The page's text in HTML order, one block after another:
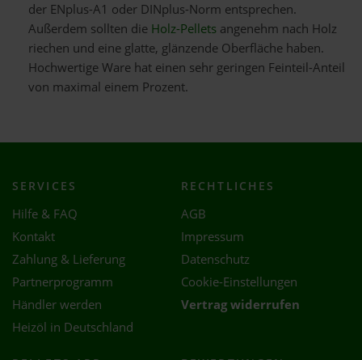
der ENplus-A1 oder DINplus-Norm entsprechen.
Außerdem sollten die Holz-Pellets angenehm nach Holz
riechen und eine glatte, glänzende Oberfläche haben.
Hochwertige Ware hat einen sehr geringen Feinteil-Anteil
von maximal einem Prozent.
SERVICES
Hilfe & FAQ
Kontakt
Zahlung & Lieferung
Partnerprogramm
Händler werden
Heizöl in Deutschland
RECHTLICHES
AGB
Impressum
Datenschutz
Cookie-Einstellungen
Vertrag widerrufen